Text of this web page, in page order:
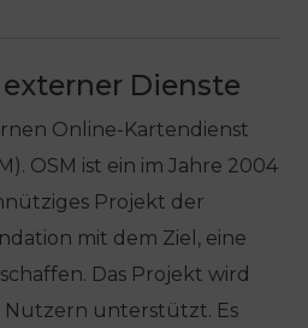
Dienste
Online-Kartendienst
OSM ist ein im Jahre 2004
Projekt der
mit dem Ziel, eine
Das Projekt wird
Nutzern unterstützt. Es